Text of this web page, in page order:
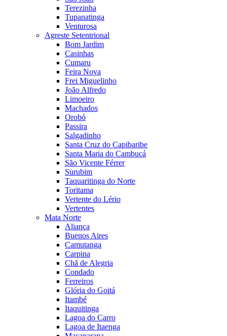
Terezinha
Tupanatinga
Venturosa
Agreste Setentrional
Bom Jardim
Casinhas
Cumaru
Feira Nova
Frei Miguelinho
João Alfredo
Limoeiro
Machados
Orobó
Passira
Salgadinho
Santa Cruz do Capibaribe
Santa Maria do Cambucá
São Vicente Férrer
Surubim
Taquaritinga do Norte
Toritama
Vertente do Lério
Vertentes
Mata Norte
Aliança
Buenos Aires
Camutanga
Carpina
Chã de Alegria
Condado
Ferreiros
Glória do Goitá
Itambé
Itaquitinga
Lagoa do Carro
Lagoa de Itaenga